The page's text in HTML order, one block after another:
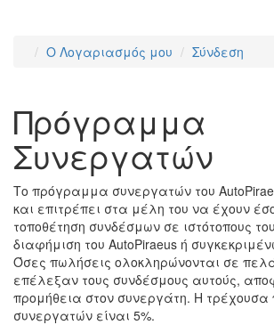
O Λογαριασμός μου Σύνδεση
Πρόγραμμα
Συνεργατών
Το πρόγραμμα συνεργατών του
και επιτρέπει στα μέλη του να έχουν
τοποθέτηση συνδέσμων σε ιστότοπους
διαφήμιση του AutoPiraeus ή
Όσες πωλήσεις ολοκληρώνονται σε
επέλεξαν τους συνδέσμους αυτούς,
προμήθεια στον συνεργάτη. Η τρέχουσα
συνεργατών είναι 5%.